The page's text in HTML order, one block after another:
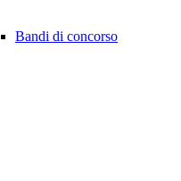
Bandi di concorso